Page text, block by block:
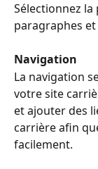
Sélectionnez la
paragraphes
Navigation
La navigation
votre site
et ajouter des
carrière afin
facilement.